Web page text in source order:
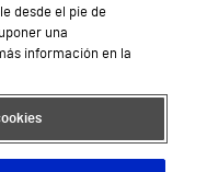
Cliente
en el trabajo
desde el pie de
una
información en la